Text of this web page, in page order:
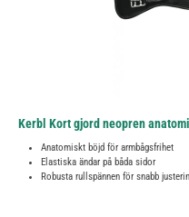
Kerbl Kort gjord neopren
Anatomiskt böjd för armbågsfrihet
Elastiska ändar på båda sidor
Robusta rullspännen för snabb